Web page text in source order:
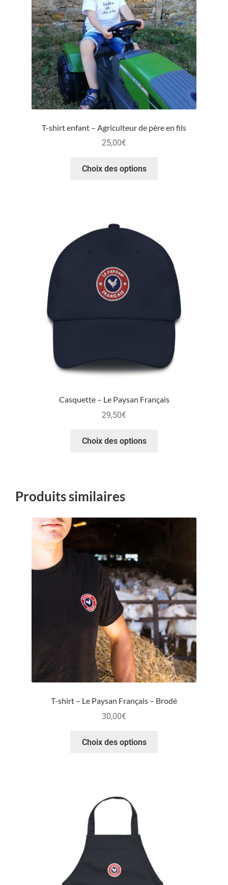
T-shirt enfant – Agriculteur de père en fils
25,00€
Choix des options
Casquette – Le Paysan Français
29,50€
Choix des options
Produits similaires
T-shirt – Le Paysan Français – Brodé
30,00€
Choix des options